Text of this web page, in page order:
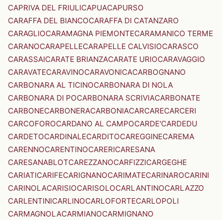
CAPRIVA DEL FRIULICAPUACAPURSO
CARAFFA DEL BIANCOCARAFFA DI CATANZARO
CARAGLIOCARAMAGNA PIEMONTECARAMANICO TERME
CARANOCARAPELLECARAPELLE CALVISIOCARASCO
CARASSAICARATE BRIANZACARATE URIOCARAVAGGIO
CARAVATECARAVINOCARAVONICACARBOGNANO
CARBONARA AL TICINOCARBONARA DI NOLA
CARBONARA DI POCARBONARA SCRIVIACARBONATE
CARBONECARBONERACARBONIACARCARECARCERI
CARCOFOROCARDANO AL CAMPOCARDE'CARDEDU
CARDETOCARDINALECARDITOCAREGGINECAREMA
CARENNOCARENTINOCARERICARESANA
CARESANABLOTCAREZZANOCARFIZZICARGEGHE
CARIATICARIFECARIGNANOCARIMATECARINAROCARINI
CARINOLACARISIOCARISOLOCARLANTINOCARLAZZO
CARLENTINICARLINOCARLOFORTECARLOPOLI
CARMAGNOLACARMIANOCARMIGNANO